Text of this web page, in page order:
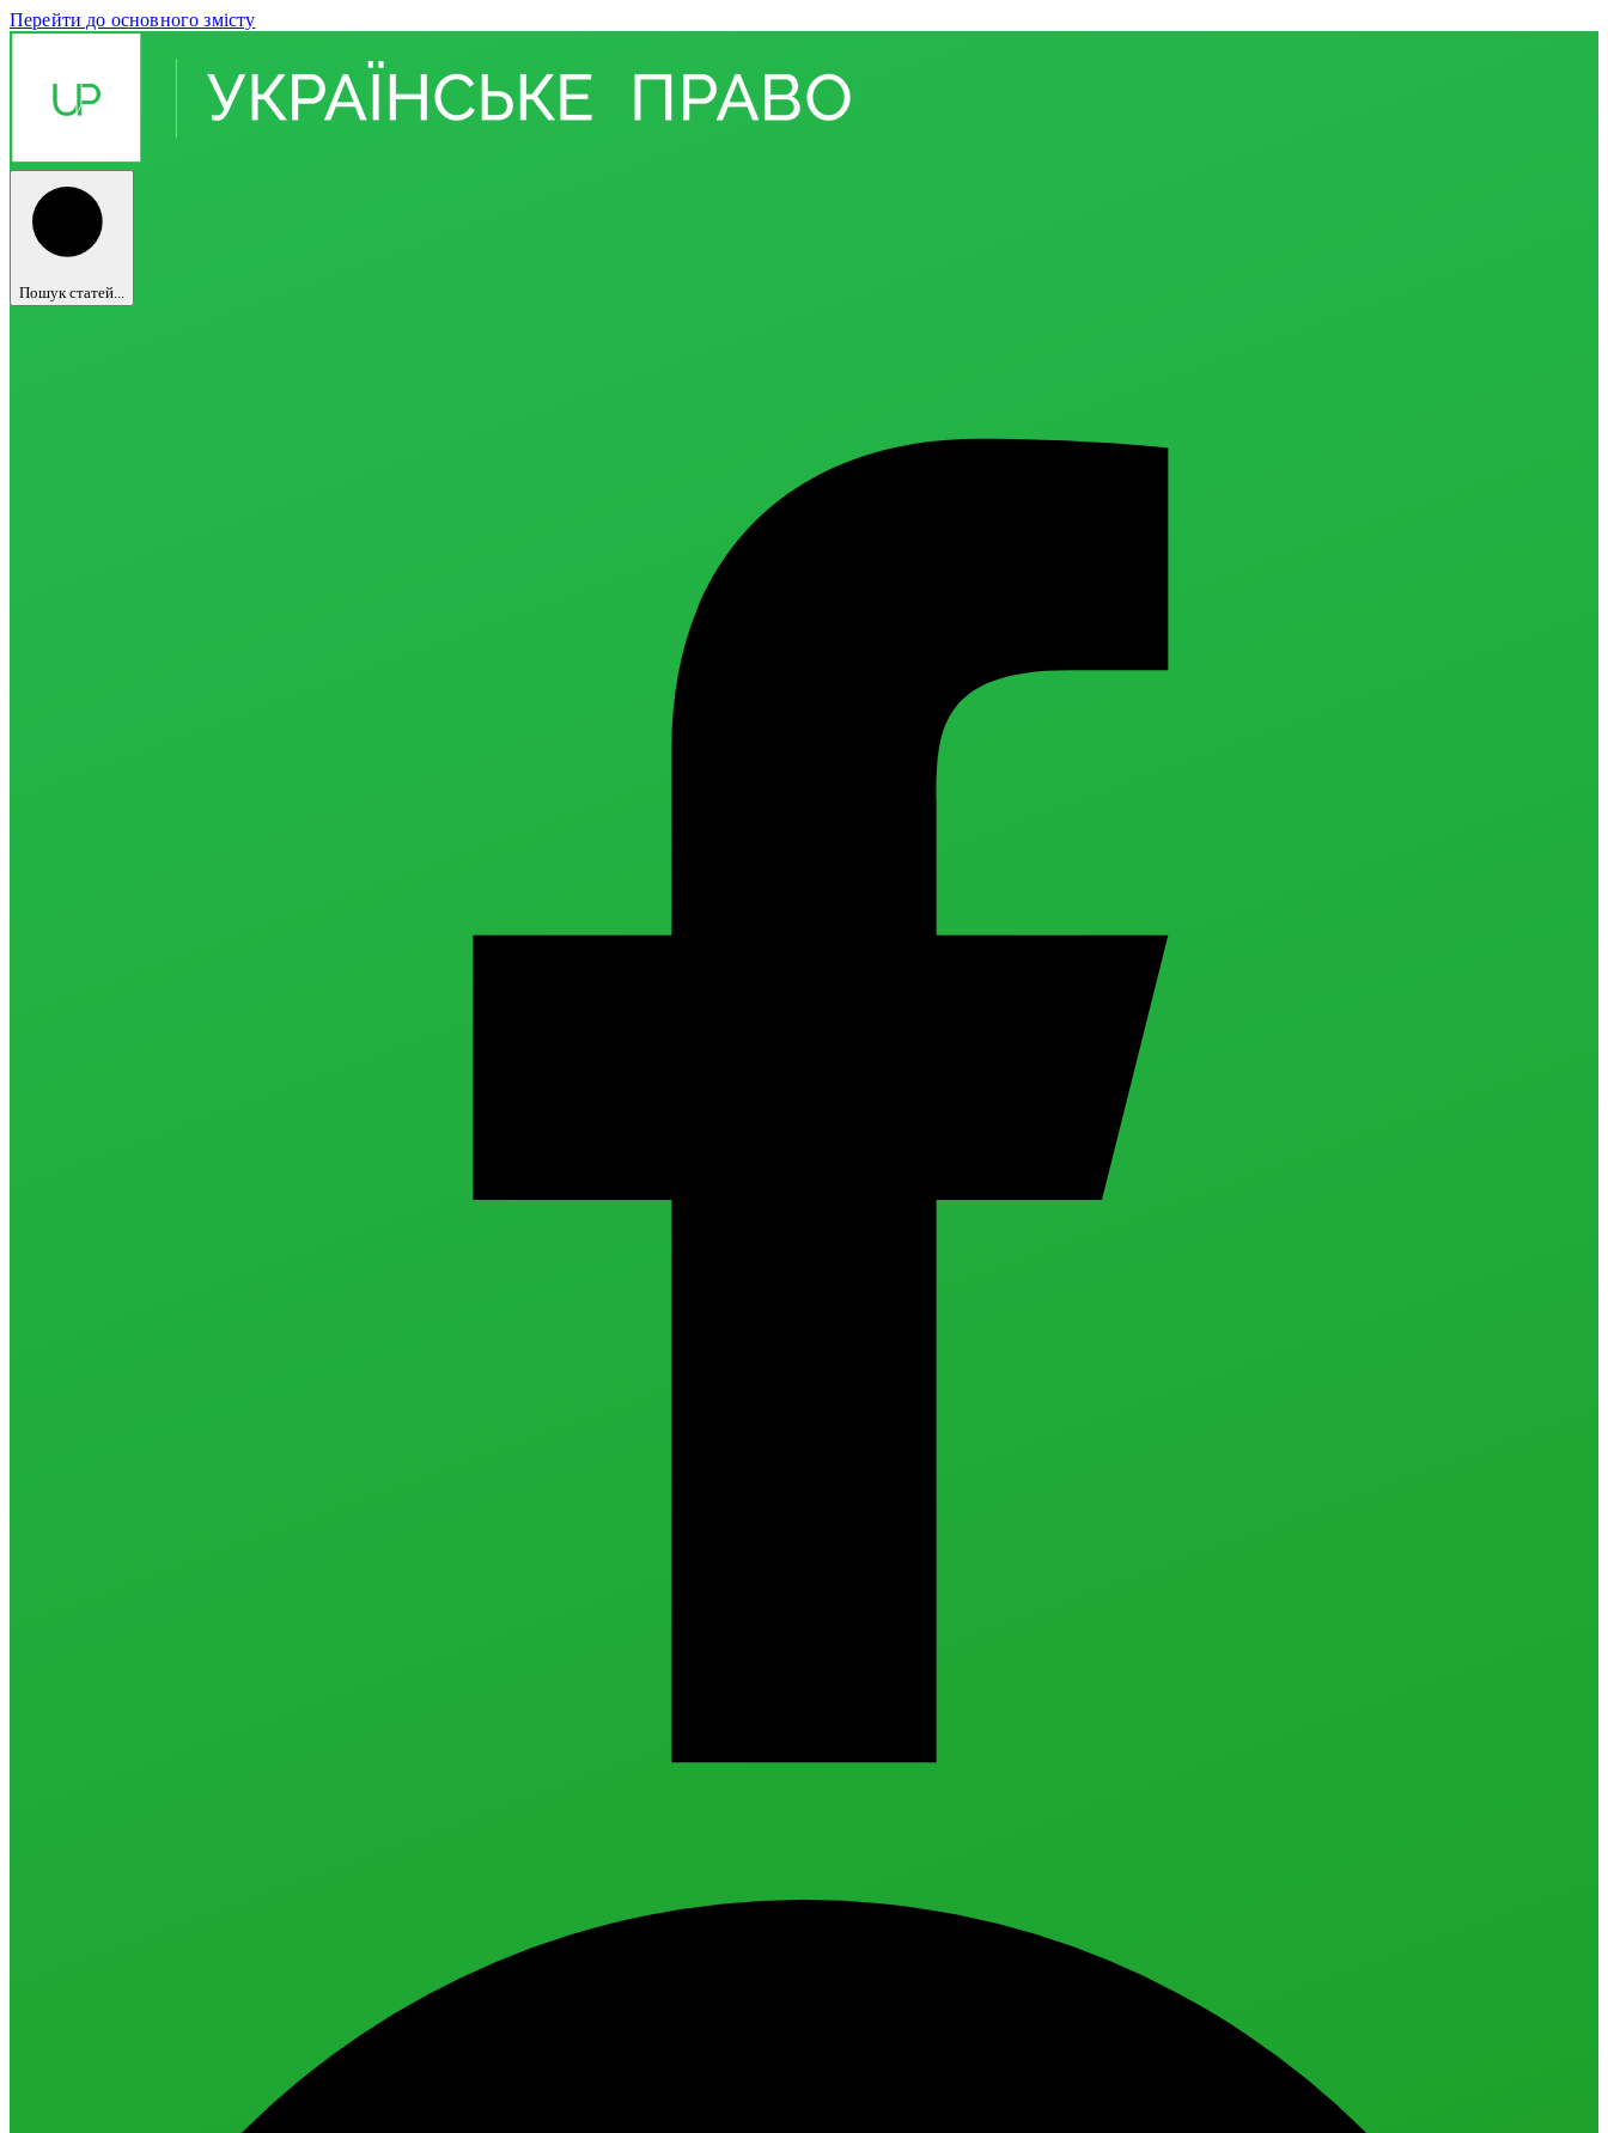
Перейти до основного змісту
Пошук статей...